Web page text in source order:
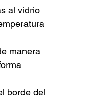
al vidrio
manera
borde del